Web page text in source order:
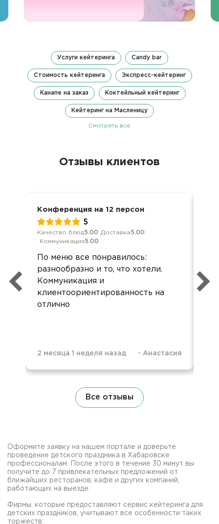
Услуги кейтеринга Candy bar
Стоимость кейтеринга Экспресс-кейтеринг
Канапе на заказ Коктейльный кейтеринг
Кейтеринг на Масленицу
Смотреть все
Отзывы клиентов
Конференция на 12 персон
5
Качество блюд5.00 Доставка5.00
Коммуникация5.00
По меню все понравилось:
разнообразно и то, что хотели.
Коммуникация и
клиентоориентированность на
отлично
2 месяца 1 неделя назад - Анастасия
Все отзывы
Оформите заявку на нашем портале и доверьте
проведение детского праздника в Хабаровске
профессионалам. После этого в течение 30 минут вы
получите до 7 привлекательных предложений от
ближайших ресторанов, кафе и других компаний,
работающих на выезде.
Фирмы, которые предоставляют сервис кейтеринга для
детских праздников, учитывают все особенности таких
торжеств: